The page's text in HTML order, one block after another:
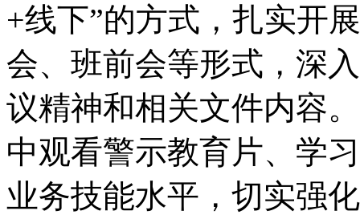
+线下”的方式，扎实开
会、班前会等形式，深
议精神和相关文件内容
中观看警示教育片、学
业务技能水平，切实强